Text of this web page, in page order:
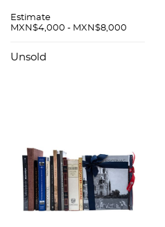
Piezas: 2
Estimate
MXN$4,000 - MXN$8,000
Unsold